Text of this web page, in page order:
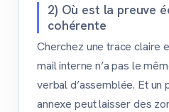
2) Où est la preuve
cohérente
Cherchez une trace claire
mail interne n’a pas le
verbal d’assemblée. Et
annexe peut laisser des